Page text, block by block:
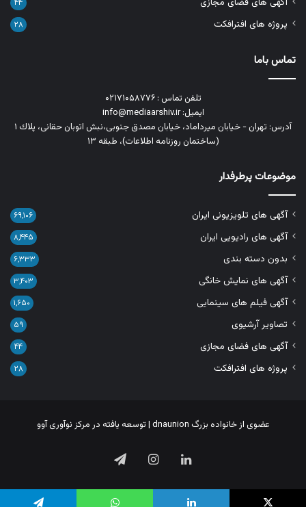
۴۴
پروژه های افترافکت ۲۸
تماس باما
تلفن تماس : ۰۲۱۷۱۰۵۸۷۷۶
ایمیل: info@mediaarshiv.ir
آدرس: تهران - خیابان میرداماد، خیابان مصدق جنوبی،نبش اتوبان حقانی، پلاك ١
(ساختمان روزنامه اطلاعات)، طبقه ۱۳
موضوعات پرطرفدار
آگهی های تلویزیونی ایران ۶۹,۱۰۶
آگهی های رادیویی ایران ۸,۴۴۵
بدون دسته بندی ۶,۳۳۳
آگهی های نمایش خانگی ۳,۴۰۳
آگهی فیلم های سینمایی ۱,۶۵۰
تصاویر آرشیوی ۵۹
آگهی های فضای مجازی ۴۴
پروژه های افترافکت ۲۸
عضوی از خانواده بزرگ dnaunion | توسعه یافته در مرکز نوآوری آوو
لینکدیناینستاگرامتلگرام